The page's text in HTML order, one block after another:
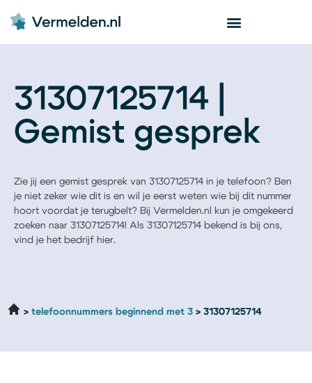
31307125714 |
Gemist gesprek
Zie jij een gemist gesprek van 31307125714 in je telefoon? Ben
je niet zeker wie dit is en wil je eerst weten wie bij dit nummer
hoort voordat je terugbelt? Bij Vermelden.nl kun je omgekeerd
zoeken naar 31307125714! Als 31307125714 bekend is bij ons,
vind je het bedrijf hier.
telefoonnummers beginnend met 3 31307125714